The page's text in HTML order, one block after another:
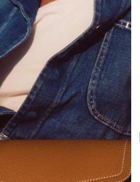
BRACCIALINI la - 50% | -